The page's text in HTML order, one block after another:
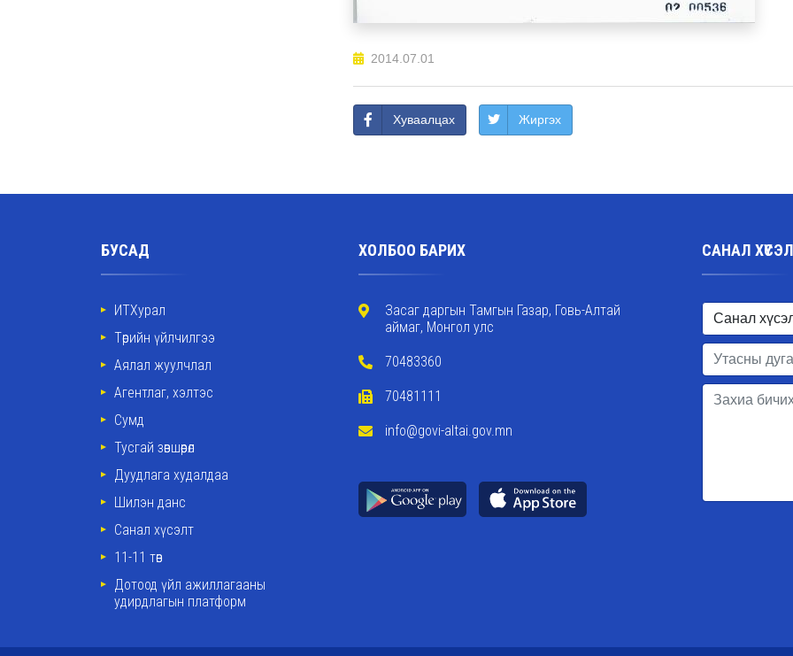
2014.07.01
Хуваалцах Жиргэх
БУСАД
ИТХурал
Төрийн үйлчилгээ
Аялал жуулчлал
Агентлаг, хэлтэс
Сумд
Тусгай зөвшөөрөл
Дуудлага худалдаа
Шилэн данс
Санал хүсэлт
11-11 төв
Дотоод үйл ажиллагааны
удирдлагын платформ
ХОЛБОО БАРИХ
Засаг даргын Тамгын Газар, Говь-Алтай
аймаг, Монгол улс
70483360
70481111
info@govi-altai.gov.mn
САНАЛ